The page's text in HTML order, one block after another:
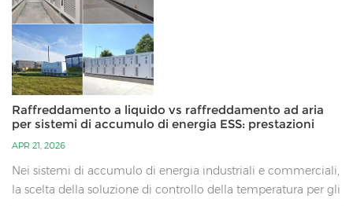
Raffreddamento a liquido vs raffreddamento ad aria
per sistemi di accumulo di energia ESS: prestazioni
APR 21, 2026
Nei sistemi di accumulo di energia industriali e commerciali,
la scelta della soluzione di controllo della temperatura per gli